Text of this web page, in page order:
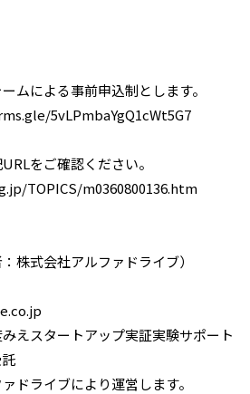
ムによる事前申込制とします。
5vLPmbaYgQ1cWt5G7
をご確認ください。
TOPICS/m0360800136.htm
株式会社アルファドライブ）
えスタートアップ実証実験サポート
ドライブにより運営します。